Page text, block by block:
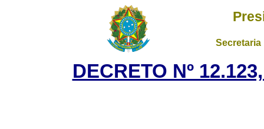
DECRETO Nº